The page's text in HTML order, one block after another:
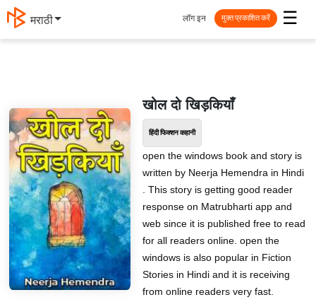
मराठी ☰
लॉग इन मुक्त प्रकाशित करें
खोल दो खिड़कियाँ
हिंदी फिक्शन कहानी
open the windows book and story is
written by Neerja Hemendra in Hindi
. This story is getting good reader
response on Matrubharti app and
web since it is published free to read
for all readers online. open the
windows is also popular in Fiction
Stories in Hindi and it is receiving
from online readers very fast.